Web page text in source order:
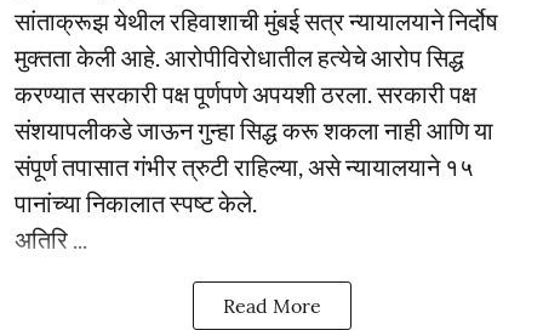
सांताक्रूझ येथील रहिवाशाची मुंबई सत्र न्यायालयाने निर्दोष
मुक्तता केली आहे. आरोपीविरोधातील हत्येचे आरोप सिद्ध
करण्यात सरकारी पक्ष पूर्णपणे अपयशी ठरला. सरकारी पक्ष
संशयापलीकडे जाऊन गुन्हा सिद्ध करू शकला नाही आणि या
संपूर्ण तपासात गंभीर त्रुटी राहिल्या, असे न्यायालयाने १५
पानांच्या निकालात स्पष्ट केले.
अतिरि ...
Read More